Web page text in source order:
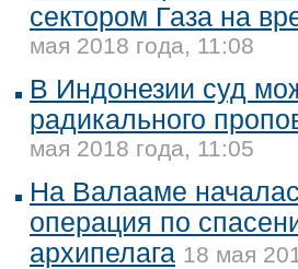
сектором Газа на
мая 2018 года, 11:08
В Индонезии суд
радикального
мая 2018 года, 11:05
На Валааме
операция по
архипелага 18 мая